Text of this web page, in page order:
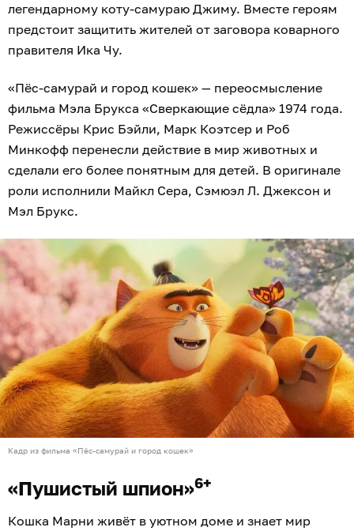
легендарному коту-самураю Джиму. Вместе героям
предстоит защитить жителей от заговора коварного
правителя Ика Чу.
«Пёс-самурай и город кошек» — переосмысление
фильма Мэла Брукса «Сверкающие сёдла» 1974 года.
Режиссёры Крис Бэйли, Марк Коэтсер и Роб
Минкофф перенесли действие в мир животных и
сделали его более понятным для детей. В оригинале
роли исполнили Майкл Сера, Сэмюэл Л. Джексон и
Мэл Брукс.
Кадр из фильма «Пёс-самурай и город кошек»
«Пушистый шпион»6+
Кошка Марни живёт в уютном доме и знает мир